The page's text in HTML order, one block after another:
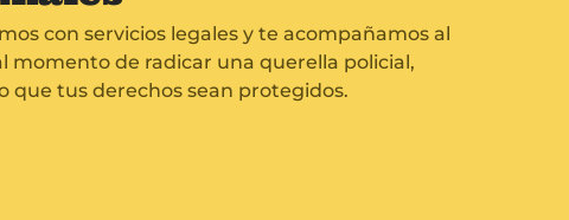
con servicios legales y te acompañamos al
momento de radicar una querella policial,
que tus derechos sean protegidos.